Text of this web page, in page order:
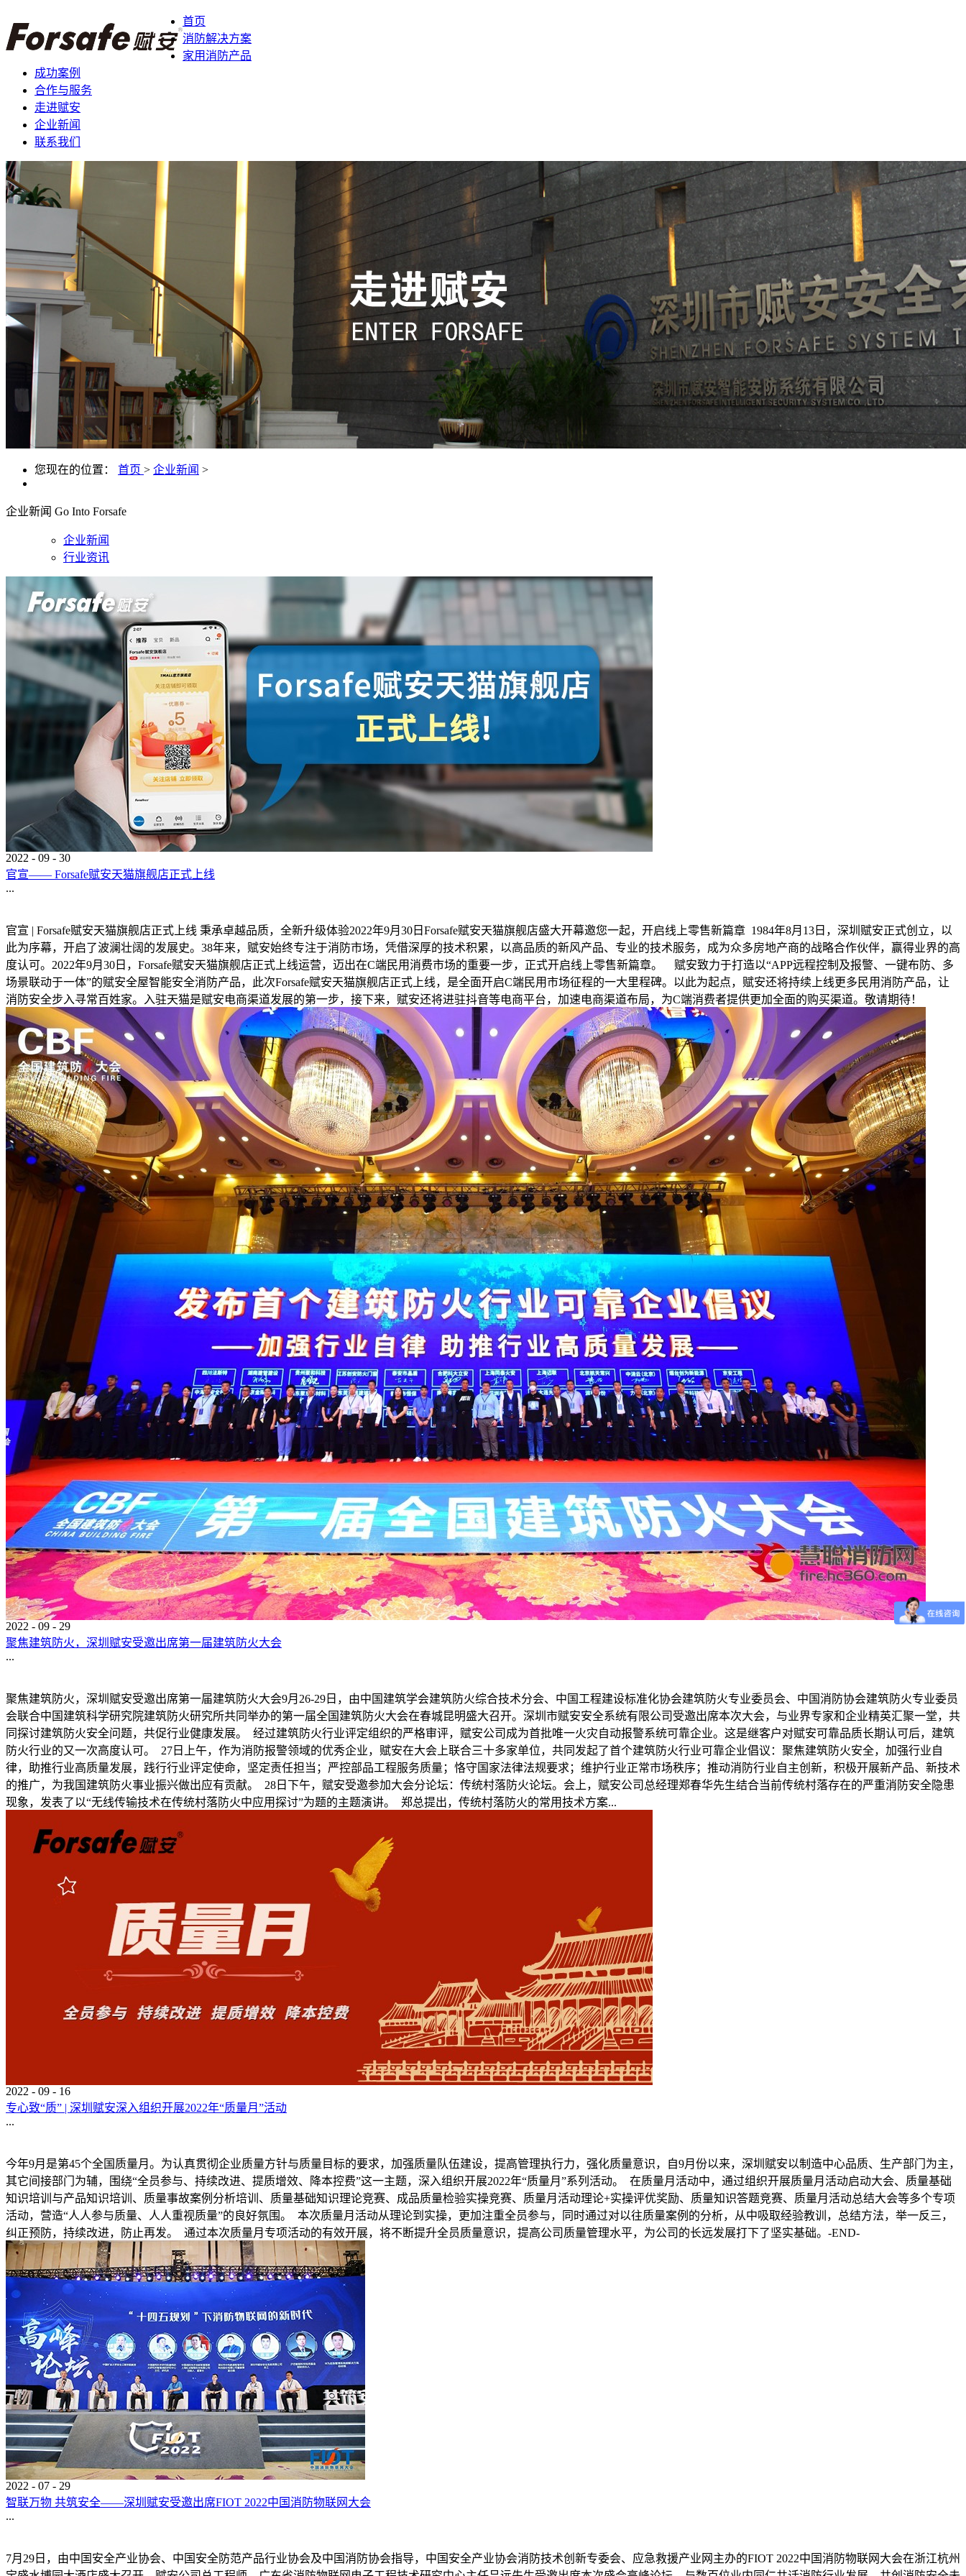
首页
消防解决方案
家用消防产品
成功案例
合作与服务
走进赋安
企业新闻
联系我们
您现在的位置： 首页 > 企业新闻 >
企业新闻 Go Into Forsafe
企业新闻
行业资讯
2022 - 09 - 30
官宣—— Forsafe赋安天猫旗舰店正式上线
...
官宣 | Forsafe赋安天猫旗舰店正式上线 秉承卓越品质，全新升级体验2022年9月30日Forsafe赋安天猫旗舰店盛大开幕邀您一起，开启线上零售新篇章 1984年8月13日，深圳赋安正式创立，以
此为序幕，开启了波澜壮阔的发展史。38年来，赋安始终专注于消防市场，凭借深厚的技术积累，以高品质的新风产品、专业的技术服务，成为众多房地产商的战略合作伙伴，赢得业界的高
度认可。2022年9月30日，Forsafe赋安天猫旗舰店正式上线运营，迈出在C端民用消费市场的重要一步，正式开启线上零售新篇章。 赋安致力于打造以“APP远程控制及报警、一键布防、多
场景联动于一体”的赋安全屋智能安全消防产品，此次Forsafe赋安天猫旗舰店正式上线，是全面开启C端民用市场征程的一大里程碑。以此为起点，赋安还将持续上线更多民用消防产品，让
消防安全步入寻常百姓家。入驻天猫是赋安电商渠道发展的第一步，接下来，赋安还将进驻抖音等电商平台，加速电商渠道布局，为C端消费者提供更加全面的购买渠道。敬请期待！
2022 - 09 - 29
聚焦建筑防火，深圳赋安受邀出席第一届建筑防火大会
...
聚焦建筑防火，深圳赋安受邀出席第一届建筑防火大会9月26-29日，由中国建筑学会建筑防火综合技术分会、中国工程建设标准化协会建筑防火专业委员会、中国消防协会建筑防火专业委员
会联合中国建筑科学研究院建筑防火研究所共同举办的第一届全国建筑防火大会在春城昆明盛大召开。深圳市赋安安全系统有限公司受邀出席本次大会，与业界专家和企业精英汇聚一堂，共
同探讨建筑防火安全问题，共促行业健康发展。 经过建筑防火行业评定组织的严格审评，赋安公司成为首批唯一火灾自动报警系统可靠企业。这是继客户对赋安可靠品质长期认可后，建筑
防火行业的又一次高度认可。 27日上午，作为消防报警领域的优秀企业，赋安在大会上联合三十多家单位，共同发起了首个建筑防火行业可靠企业倡议：聚焦建筑防火安全，加强行业自
律，助推行业高质量发展，践行行业评定使命，坚定责任担当；严控部品工程服务质量；恪守国家法律法规要求；维护行业正常市场秩序；推动消防行业自主创新，积极开展新产品、新技术
的推广，为我国建筑防火事业振兴做出应有贡献。 28日下午，赋安受邀参加大会分论坛：传统村落防火论坛。会上，赋安公司总经理郑春华先生结合当前传统村落存在的严重消防安全隐患
现象，发表了以“无线传输技术在传统村落防火中应用探讨”为题的主题演讲。 郑总提出，传统村落防火的常用技术方案...
2022 - 09 - 16
专心致“质” | 深圳赋安深入组织开展2022年“质量月”活动
...
今年9月是第45个全国质量月。为认真贯彻企业质量方针与质量目标的要求，加强质量队伍建设，提高管理执行力，强化质量意识，自9月份以来，深圳赋安以制造中心品质、生产部门为主，
其它间接部门为辅，围绕“全员参与、持续改进、提质增效、降本控费”这一主题，深入组织开展2022年“质量月”系列活动。 在质量月活动中，通过组织开展质量月活动启动大会、质量基础
知识培训与产品知识培训、质量事故案例分析培训、质量基础知识理论竞赛、成品质量检验实操竞赛、质量月活动理论+实操评优奖励、质量知识答题竞赛、质量月活动总结大会等多个专项
活动，营造“人人参与质量、人人重视质量”的良好氛围。 本次质量月活动从理论到实操，更加注重全员参与，同时通过对以往质量案例的分析，从中吸取经验教训，总结方法，举一反三，
纠正预防，持续改进，防止再发。 通过本次质量月专项活动的有效开展，将不断提升全员质量意识，提高公司质量管理水平，为公司的长远发展打下了坚实基础。-END-
2022 - 07 - 29
智联万物 共筑安全——深圳赋安受邀出席FIOT 2022中国消防物联网大会
...
7月29日，由中国安全产业协会、中国安全防范产品行业协会及中国消防协会指导，中国安全产业协会消防技术创新专委会、应急救援产业网主办的FIOT 2022中国消防物联网大会在浙江杭州